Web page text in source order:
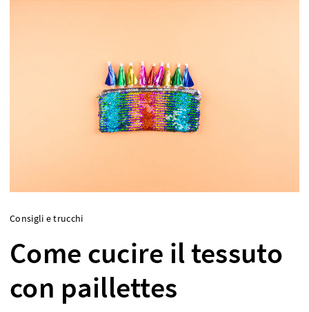
Consigli e trucchi
Come cucire il tessuto
con paillettes